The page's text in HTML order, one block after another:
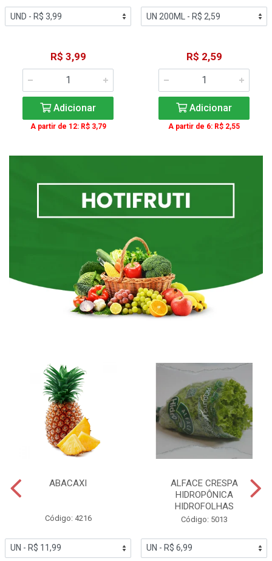
R$ 3,99
Adicionar
A partir de 12: R$ 3,79
R$ 2,59
Adicionar
A partir de 6: R$ 2,55
ABACAXI
Código: 4216
ALFACE CRESPA
HIDROPÔNICA
HIDROFOLHAS
Código: 5013